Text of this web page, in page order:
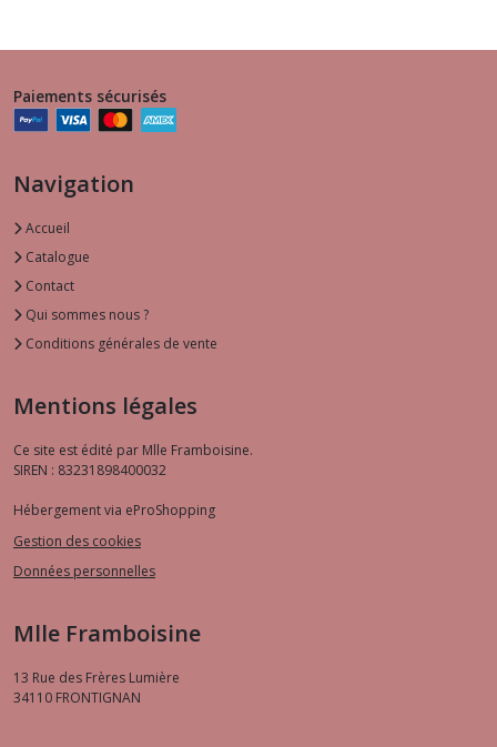
Paiements sécurisés
Navigation
Accueil
Catalogue
Contact
Qui sommes nous ?
Conditions générales de vente
Mentions légales
Ce site est édité par Mlle Framboisine.
SIREN : 83231898400032
Hébergement via eProShopping
Gestion des cookies
Données personnelles
Mlle Framboisine
13 Rue des Frères Lumière
34110 FRONTIGNAN